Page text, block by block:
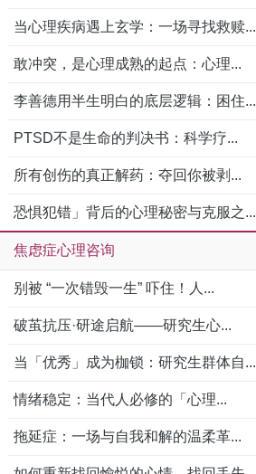
当心理疾病遇上玄学：一场寻找救赎...
敢冲突，是心理成熟的起点：心理...
李善德用半生明白的底层逻辑：困住...
PTSD不是生命的判决书：科学疗...
所有创伤的真正解药：夺回你被剥...
恐惧犯错」背后的心理秘密与克服之...
焦虑症心理咨询
别被 “一次错毁一生” 吓住！人...
破茧抗压·研途启航——研究生心...
当「优秀」成为枷锁：研究生群体自...
情绪稳定：当代人必修的「心理...
拖延症：一场与自我和解的温柔革...